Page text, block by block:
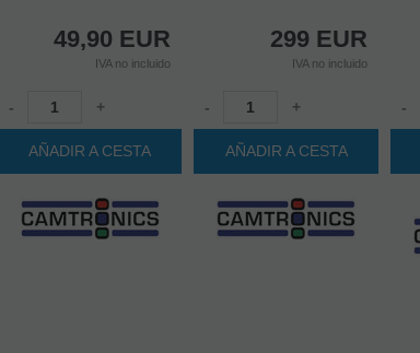
49,90 EUR
IVA no incluido
- +
AÑADIR A CESTA
299 EUR
IVA no incluido
- +
AÑADIR A CESTA
-